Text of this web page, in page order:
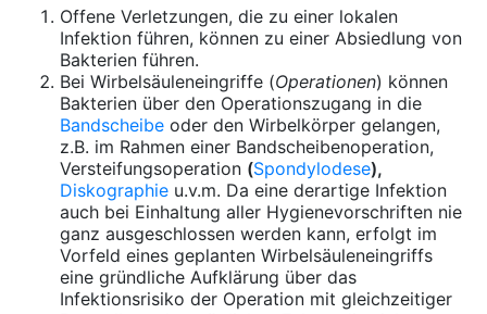
Offene Verletzungen, die zu einer lokalen
Infektion führen, können zu einer Absiedlung von
Bakterien führen.
Bei Wirbelsäuleneingriffe (Operationen) können
Bakterien über den Operationszugang in die
Bandscheibe oder den Wirbelkörper gelangen,
z.B. im Rahmen einer Bandscheibenoperation,
Versteifungsoperation (Spondylodese),
Diskographie u.v.m. Da eine derartige Infektion
auch bei Einhaltung aller Hygienevorschriften nie
ganz ausgeschlossen werden kann, erfolgt im
Vorfeld eines geplanten Wirbelsäuleneingriffs
eine gründliche Aufklärung über das
Infektionsrisiko der Operation mit gleichzeitiger